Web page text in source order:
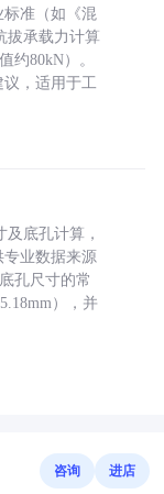
准（如《混
拔承载力计算
约80kN）。
议，适用于工
底孔计算，
业数据来源
孔尺寸的常
），并
咨询 进店